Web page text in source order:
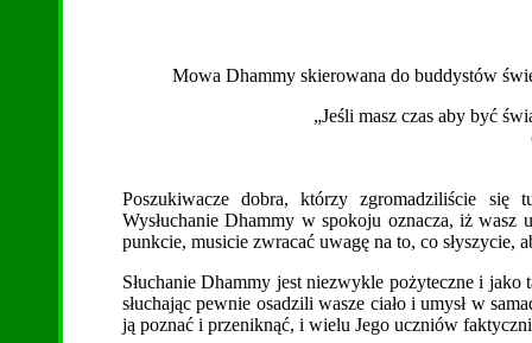
Mowa Dhammy skierowana do buddystów
„Jeśli masz czas aby być
Poszukiwacze dobra, którzy zgromadziliście się
Wysłuchanie Dhammy w spokoju oznacza, iż
punkcie, musicie zwracać uwagę na to, co słyszycie,
Słuchanie Dhammy jest niezwykle pożyteczne i
słuchając pewnie osadzili wasze ciało i umysł w
ją poznać i przeniknąć, i wielu Jego uczniów